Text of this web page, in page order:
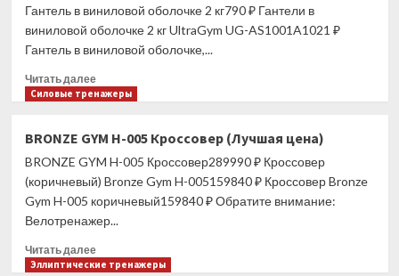
UNIXFIT
R-
цена)
Гантель в виниловой оболочке 2 кг790 ₽ Гантели в
виниловой оболочке 2 кг UltraGym UG-AS1001A1021 ₽
Гантель в виниловой оболочке,...
Читать далееПрочитать
больше
в
виниловой
оболочке
кг
(Лучшая
цена)
Силовые тренажеры
BRONZE GYM H-005 Кроссовер (Лучшая цена)
BRONZE GYM H-005 Кроссовер289990 ₽ Кроссовер
(коричневый) Bronze Gym H-005159840 ₽ Кроссовер Bronze
Gym H-005 коричневый159840 ₽ Обратите внимание:
Велотренажер...
Читать далееПрочитать
больше
Эллиптические тренажеры